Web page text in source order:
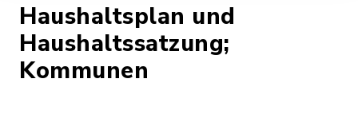
Haushaltsplan und
Haushaltssatzung;
Kommunen